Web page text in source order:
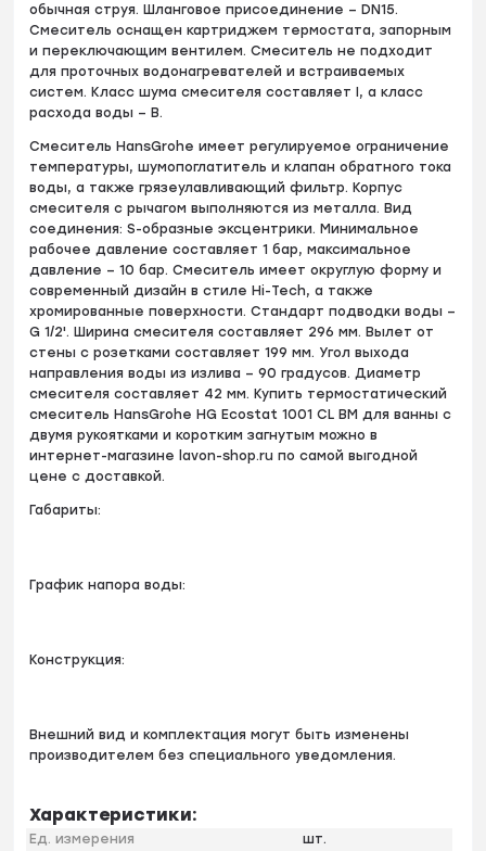
обычная струя. Шланговое присоединение – DN15.
Смеситель оснащен картриджем термостата, запорным
и переключающим вентилем. Смеситель не подходит
для проточных водонагревателей и встраиваемых
систем. Класс шума смесителя составляет I, а класс
расхода воды – B.
Смеситель HansGrohe имеет регулируемое ограничение
температуры, шумопоглатитель и клапан обратного тока
воды, а также грязеулавливающий фильтр. Корпус
смесителя с рычагом выполняются из металла. Вид
соединения: S-образные эксцентрики. Минимальное
рабочее давление составляет 1 бар, максимальное
давление – 10 бар. Смеситель имеет округлую форму и
современный дизайн в стиле Hi-Tech, а также
хромированные поверхности. Стандарт подводки воды –
G 1/2'. Ширина смесителя составляет 296 мм. Вылет от
стены с розетками составляет 199 мм. Угол выхода
направления воды из излива – 90 градусов. Диаметр
смесителя составляет 42 мм. Купить термостатический
смеситель HansGrohe HG Ecostat 1001 CL BM для ванны с
двумя рукоятками и коротким загнутым можно в
интернет-магазине lavon-shop.ru по самой выгодной
цене с доставкой.
Габариты:
График напора воды:
Конструкция:
Внешний вид и комплектация могут быть изменены
производителем без специального уведомления.
Характеристики:
Ед. измерения
шт.